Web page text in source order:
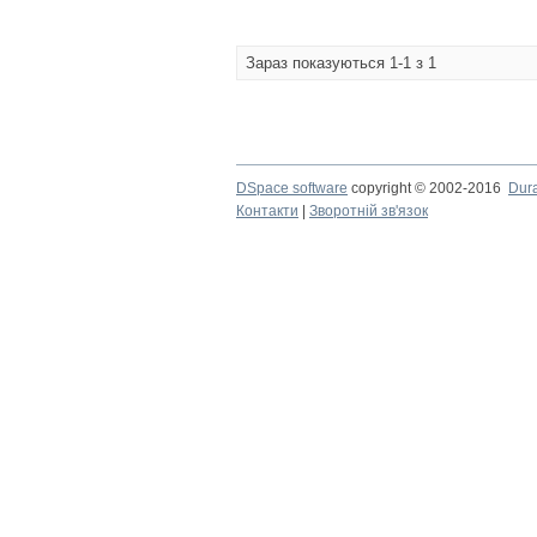
Зараз показуються 1-1 з 1
DSpace software copyright © 2002-2016
Контакти
Зворотній зв'язок